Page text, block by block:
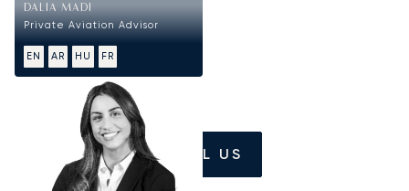
DALIA MADI
Private Aviation Advisor
EN AR HU FR
CALL US